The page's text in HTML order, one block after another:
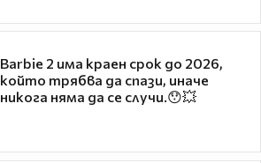
Barbie 2 има краен срок до 2026,
който трябва да спази, иначе
никога няма да се случи.😯💥